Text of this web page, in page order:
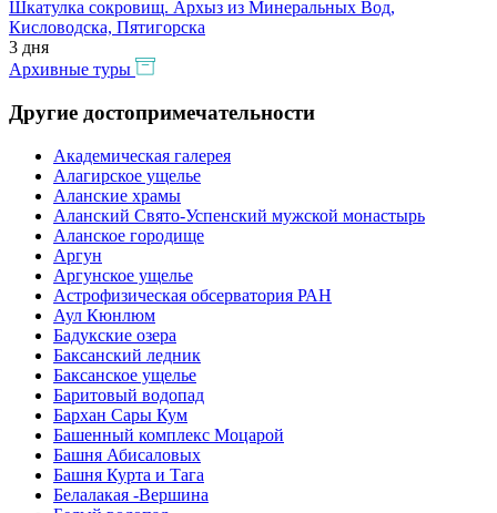
Шкатулка сокровищ. Архыз из Минеральных Вод,
Кисловодска, Пятигорска
3 дня
Архивные туры
Другие достопримечательности
Академическая галерея
Алагирское ущелье
Аланские храмы
Аланский Свято-Успенский мужской монастырь
Аланское городище
Аргун
Аргунское ущелье
Астрофизическая обсерватория РАН
Аул Кюнлюм
Бадукские озера
Баксанский ледник
Баксанское ущелье
Баритовый водопад
Бархан Сары Кум
Башенный комплекс Моцарой
Башня Абисаловых
Башня Курта и Тага
Белалакая -Вершина